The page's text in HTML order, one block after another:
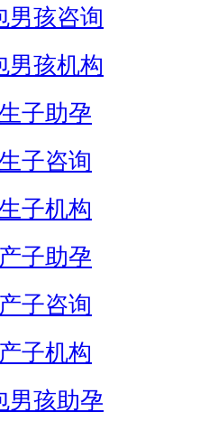
男孩咨询
男孩机构
子助孕
子咨询
子机构
子助孕
子咨询
子机构
男孩助孕